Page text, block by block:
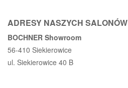
ADRESY NASZYCH SALONÓW
BOCHNER Showroom
56-410 Siekierowice
ul. Siekierowice 40 B